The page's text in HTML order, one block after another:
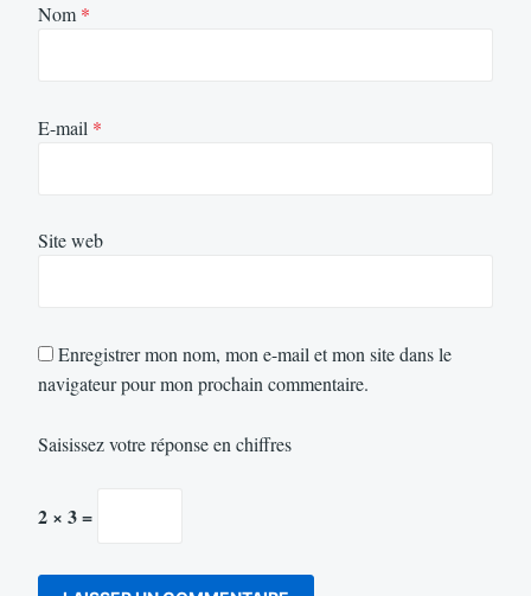
Nom *
E-mail *
Site web
Enregistrer mon nom, mon e-mail et mon site dans le
navigateur pour mon prochain commentaire.
Saisissez votre réponse en chiffres
2 × 3 =